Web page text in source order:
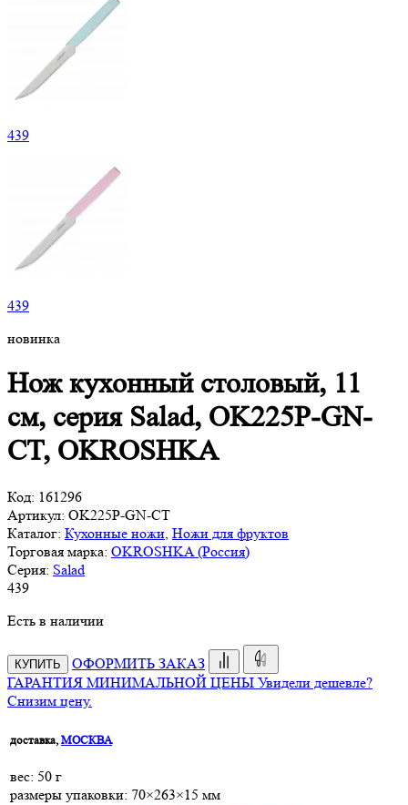
439
439
новинка
Нож кухонный столовый, 11
см, серия Salad, OK225P-GN-
CT, OKROSHKA
Код: 161296
Артикул: OK225P-GN-CT
Каталог: Кухонные ножи Ножи для фруктов
Торговая марка: OKROSHKA (Россия)
Серия: Salad
439
Есть в наличии
КУПИТЬ
ОФОРМИТЬ ЗАКАЗ
ГАРАНТИЯ МИНИМАЛЬНОЙ ЦЕНЫ Увидели дешевле?
Снизим цену.
доставка, МОСКВА
веc: 50 г
размеры упаковки: 70×263×15 мм